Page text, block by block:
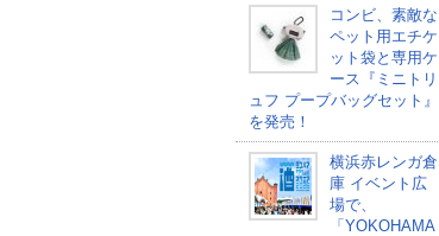
コンビ、素敵な
ペット用エチケ
ット袋と専用ケ
ース『ミニトリ
ュフ プープバッグセット』
を発売！
横浜赤レンガ倉
庫 イベント広
場で、
「YOKOHAMA